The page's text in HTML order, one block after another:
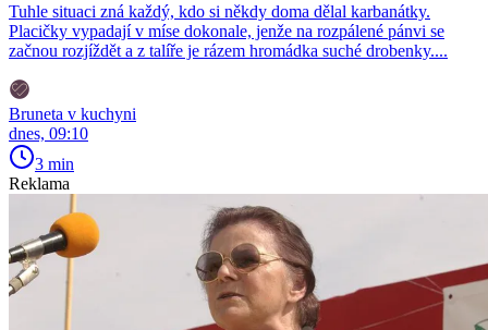
Tuhle situaci zná každý, kdo si někdy doma dělal karbanátky.
Placičky vypadají v míse dokonale, jenže na rozpálené pánvi se
začnou rozjíždět a z talíře je rázem hromádka suché drobenky....
Bruneta v kuchyni
dnes, 09:10
3 min
Reklama